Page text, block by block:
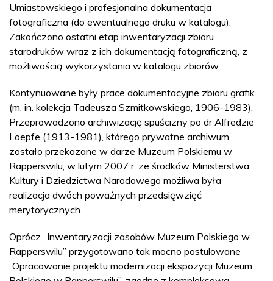
Umiastowskiego i profesjonalna dokumentacja
fotograficzna (do ewentualnego druku w katalogu).
Zakończono ostatni etap inwentaryzacji zbioru
starodruków wraz z ich dokumentacją fotograficzną, z
możliwością wykorzystania w katalogu zbiorów.
Kontynuowane były prace dokumentacyjne zbioru grafik
(m. in. kolekcja Tadeusza Szmitkowskiego, 1906-1983).
Przeprowadzono archiwizację spuścizny po dr Alfredzie
Loepfe (1913-1981), którego prywatne archiwum
zostało przekazane w darze Muzeum Polskiemu w
Rapperswilu, w lutym 2007 r. ze środków Ministerstwa
Kultury i Dziedzictwa Narodowego możliwa była
realizacja dwóch poważnych przedsięwzięć
merytorycznych.
Oprócz „Inwentaryzacji zasobów Muzeum Polskiego w
Rapperswilu” przygotowano tak mocno postulowane
„Opracowanie projektu modernizacji ekspozycji Muzeum